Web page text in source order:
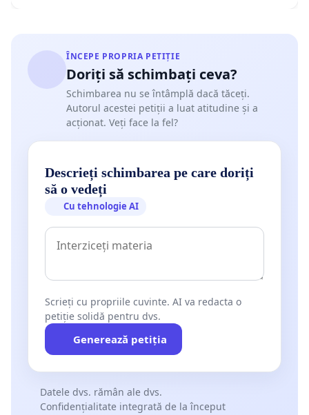
ÎNCEPE PROPRIA PETIȚIE
Doriți să schimbați ceva?
Schimbarea nu se întâmplă dacă tăceți.
Autorul acestei petiții a luat atitudine și a
acționat. Veți face la fel?
Descrieți schimbarea pe care doriți
să o vedeți
Cu tehnologie AI
Scrieți cu propriile cuvinte. AI va redacta o
petiție solidă pentru dvs.
Generează petiția
Datele dvs. rămân ale dvs.
Confidențialitate integrată de la început